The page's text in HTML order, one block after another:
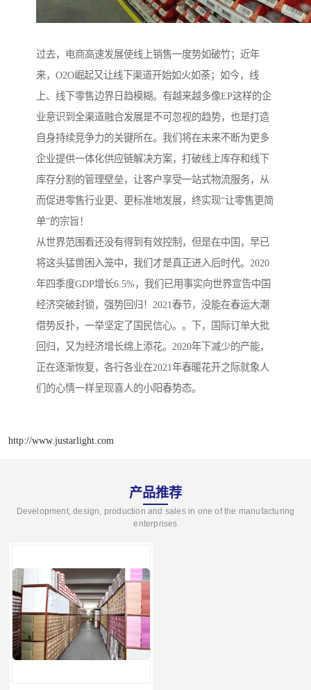
过去，电商高速发展使线上销售一度势如破竹；近年
来，O2O崛起又让线下渠道开始如火如荼；如今，线
上、线下零售边界日趋模糊。有越来越多像EP这样的企
业意识到全渠道融合发展是不可忽视的趋势，也是打造
自身持续竞争力的关键所在。我们将在未来不断为更多
企业提供一体化供应链解决方案，打破线上库存和线下
库存分割的管理壁垒，让客户享受一站式物流服务，从
而促进零售行业更、更标准地发展，终实现“让零售更简
单”的宗旨！
从世界范围看还没有得到有效控制，但是在中国，早已
将这头猛兽困入笼中，我们才是真正进入后时代。2020
年四季度GDP增长6.5%，我们已用事实向世界宣告中国
经济突破封锁，强势回归！2021春节，没能在春运大潮
借势反扑，一举坚定了国民信心。。下，国际订单大批
回归，又为经济增长绵上添花。2020年下减少的产能，
正在逐渐恢复，各行各业在2021年春暖花开之际就象人
们的心情一样呈现喜人的小阳春势态。
http://www.justarlight.com
产品推荐
Development, design, production and sales in one of the manufacturing
enterprises